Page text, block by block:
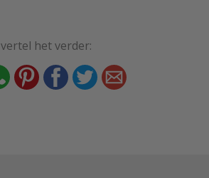
vertel het verder: